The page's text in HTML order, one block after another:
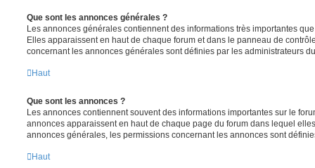
Que sont les annonces générales ?
Les annonces générales contiennent des informations très importantes
Elles apparaissent en haut de chaque forum et dans le panneau de
concernant les annonces générales sont définies par les administrateurs
Haut
Que sont les annonces ?
Les annonces contiennent souvent des informations importantes sur le
annonces apparaissent en haut de chaque page du forum dans lequel
annonces générales, les permissions concernant les annonces sont
Haut